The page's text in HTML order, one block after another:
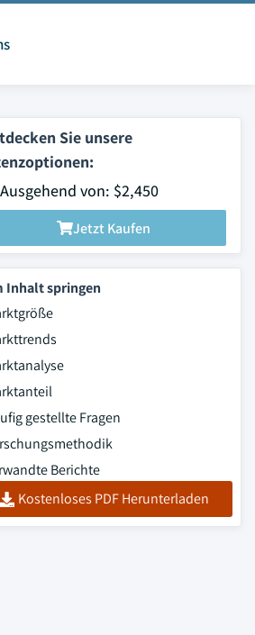
Sie unsere
Ausgehend von: $2,450
Jetzt Kaufen
Inhalt springen
gestellte Fragen
Berichte
Kostenloses PDF Herunterladen